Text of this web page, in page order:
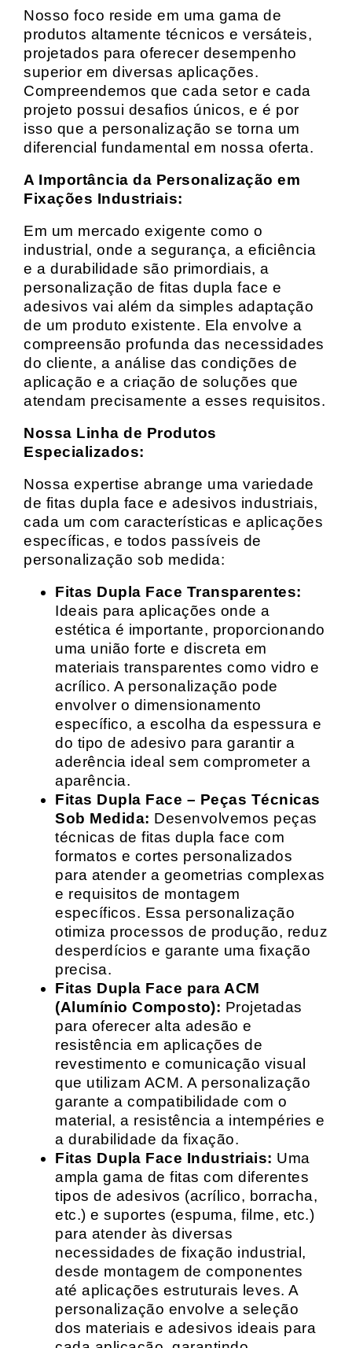
Nosso foco reside em uma gama de
produtos altamente técnicos e versáteis,
projetados para oferecer desempenho
superior em diversas aplicações.
Compreendemos que cada setor e cada
projeto possui desafios únicos, e é por
isso que a personalização se torna um
diferencial fundamental em nossa oferta.
A Importância da Personalização em
Fixações Industriais:
Em um mercado exigente como o
industrial, onde a segurança, a eficiência
e a durabilidade são primordiais, a
personalização de fitas dupla face e
adesivos vai além da simples adaptação
de um produto existente. Ela envolve a
compreensão profunda das necessidades
do cliente, a análise das condições de
aplicação e a criação de soluções que
atendam precisamente a esses requisitos.
Nossa Linha de Produtos
Especializados:
Nossa expertise abrange uma variedade
de fitas dupla face e adesivos industriais,
cada um com características e aplicações
específicas, e todos passíveis de
personalização sob medida:
Fitas Dupla Face Transparentes:
Ideais para aplicações onde a
estética é importante, proporcionando
uma união forte e discreta em
materiais transparentes como vidro e
acrílico. A personalização pode
envolver o dimensionamento
específico, a escolha da espessura e
do tipo de adesivo para garantir a
aderência ideal sem comprometer a
aparência.
Fitas Dupla Face – Peças Técnicas
Sob Medida: Desenvolvemos peças
técnicas de fitas dupla face com
formatos e cortes personalizados
para atender a geometrias complexas
e requisitos de montagem
específicos. Essa personalização
otimiza processos de produção, reduz
desperdícios e garante uma fixação
precisa.
Fitas Dupla Face para ACM
(Alumínio Composto): Projetadas
para oferecer alta adesão e
resistência em aplicações de
revestimento e comunicação visual
que utilizam ACM. A personalização
garante a compatibilidade com o
material, a resistência a intempéries e
a durabilidade da fixação.
Fitas Dupla Face Industriais: Uma
ampla gama de fitas com diferentes
tipos de adesivos (acrílico, borracha,
etc.) e suportes (espuma, filme, etc.)
para atender às diversas
necessidades de fixação industrial,
desde montagem de componentes
até aplicações estruturais leves. A
personalização envolve a seleção
dos materiais e adesivos ideais para